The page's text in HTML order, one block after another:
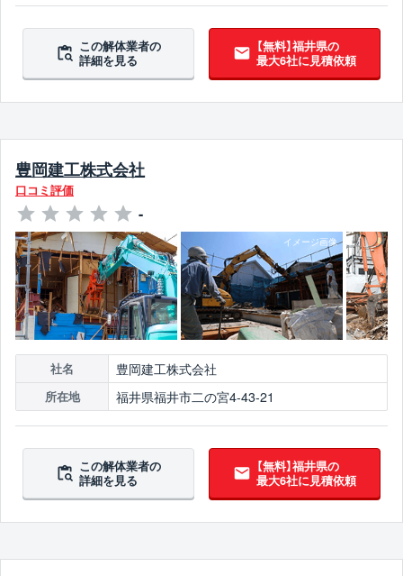
この解体業者の
詳細を見る
【無料】福井県の
最大6社に見積依頼
豊岡建工株式会社
口コミ評価
-
社名 豊岡建工株式会社
所在地 福井県福井市二の宮4-43-21
この解体業者の
詳細を見る
【無料】福井県の
最大6社に見積依頼